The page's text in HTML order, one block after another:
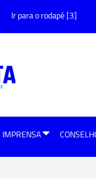
Ir para o rodapé [3]
IMPRENSA